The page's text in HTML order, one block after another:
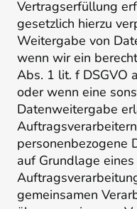
Vertragserfüllung
gesetzlich hierzu
Weitergabe von
wenn wir ein
Abs. 1 lit. f DSGVO
oder wenn eine
Datenweitergabe
personenbezogene
auf Grundlage
gemeinsamen